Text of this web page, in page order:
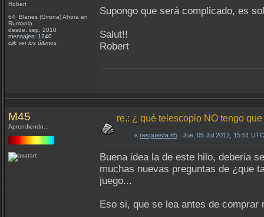
Robert
64 Blanes (Girona) Ahora en
Rumania.
desde: sep, 2010
mensajes: 1240
clik ver los últimos
Supongo que será complicado, es
Salut!!
Robert
M45
Aprendiendo...
re.: ¿ qué telescopio NO tengo
« respuesta #5 : Jue, 05 Jul 2012, 15:51
Buena idea la de este hilo, deberia
muchas nuevas preguntas de ¿que
juego...
Eso si, que se lea antes de